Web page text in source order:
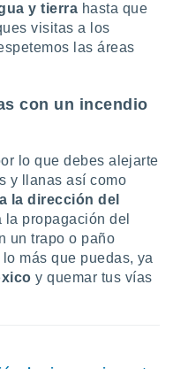
y tierra hasta que
visitas a los
las áreas
con un incendio
lo que debes alejarte
y llanas así como
la dirección del
la propagación del
un trapo o paño
más que puedas, ya
y quemar tus vías